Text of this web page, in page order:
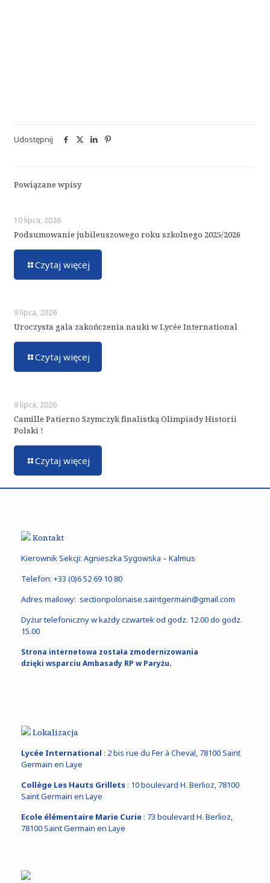
Udostępnij
Powiązane wpisy
10 lipca, 2026
Podsumowanie jubileuszowego roku szkolnego 2025/2026
Czytaj więcej
9 lipca, 2026
Uroczysta gala zakończenia nauki w Lycée International
Czytaj więcej
9 lipca, 2026
Camille Patierno Szymczyk finalistką Olimpiady Historii
Polski !
Czytaj więcej
Kontakt
Kierownik Sekcji: Agnieszka Sygowska – Kalmus
Telefon: +33 (0)6 52 69 10 80
Adres mailowy: sectionpolonaise.saintgermain@gmail.com
Dyżur telefoniczny w każdy czwartek od godz. 12.00 do godz.
15.00
Strona internetowa została zmodernizowania
dzięki wsparciu Ambasady RP w Paryżu.
Lokalizacja
Lycée International : 2 bis rue du Fer à Cheval, 78100 Saint
Germain en Laye
Collège Les Hauts Grillets: 10 boulevard H. Berlioz, 78100
Saint Germain en Laye
Ecole élémentaire Marie Curie: 73 boulevard H. Berlioz,
78100 Saint Germain en Laye